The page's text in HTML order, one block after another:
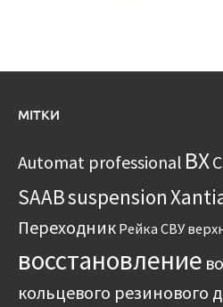
МІТКИ
Automat professional BX
SAABsuspension
Переходник Рейка СВУ
восстановление
кольцевого резинового